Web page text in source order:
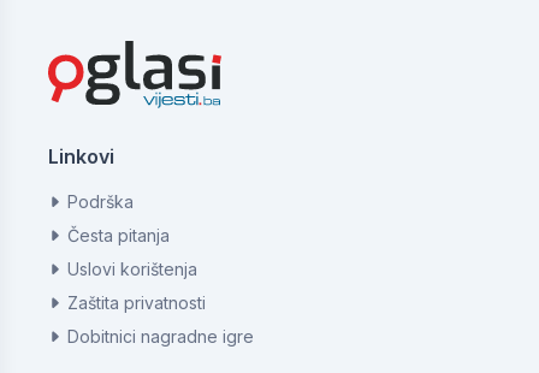
Linkovi
Podrška
Česta pitanja
Uslovi korištenja
Zaštita privatnosti
Dobitnici nagradne igre